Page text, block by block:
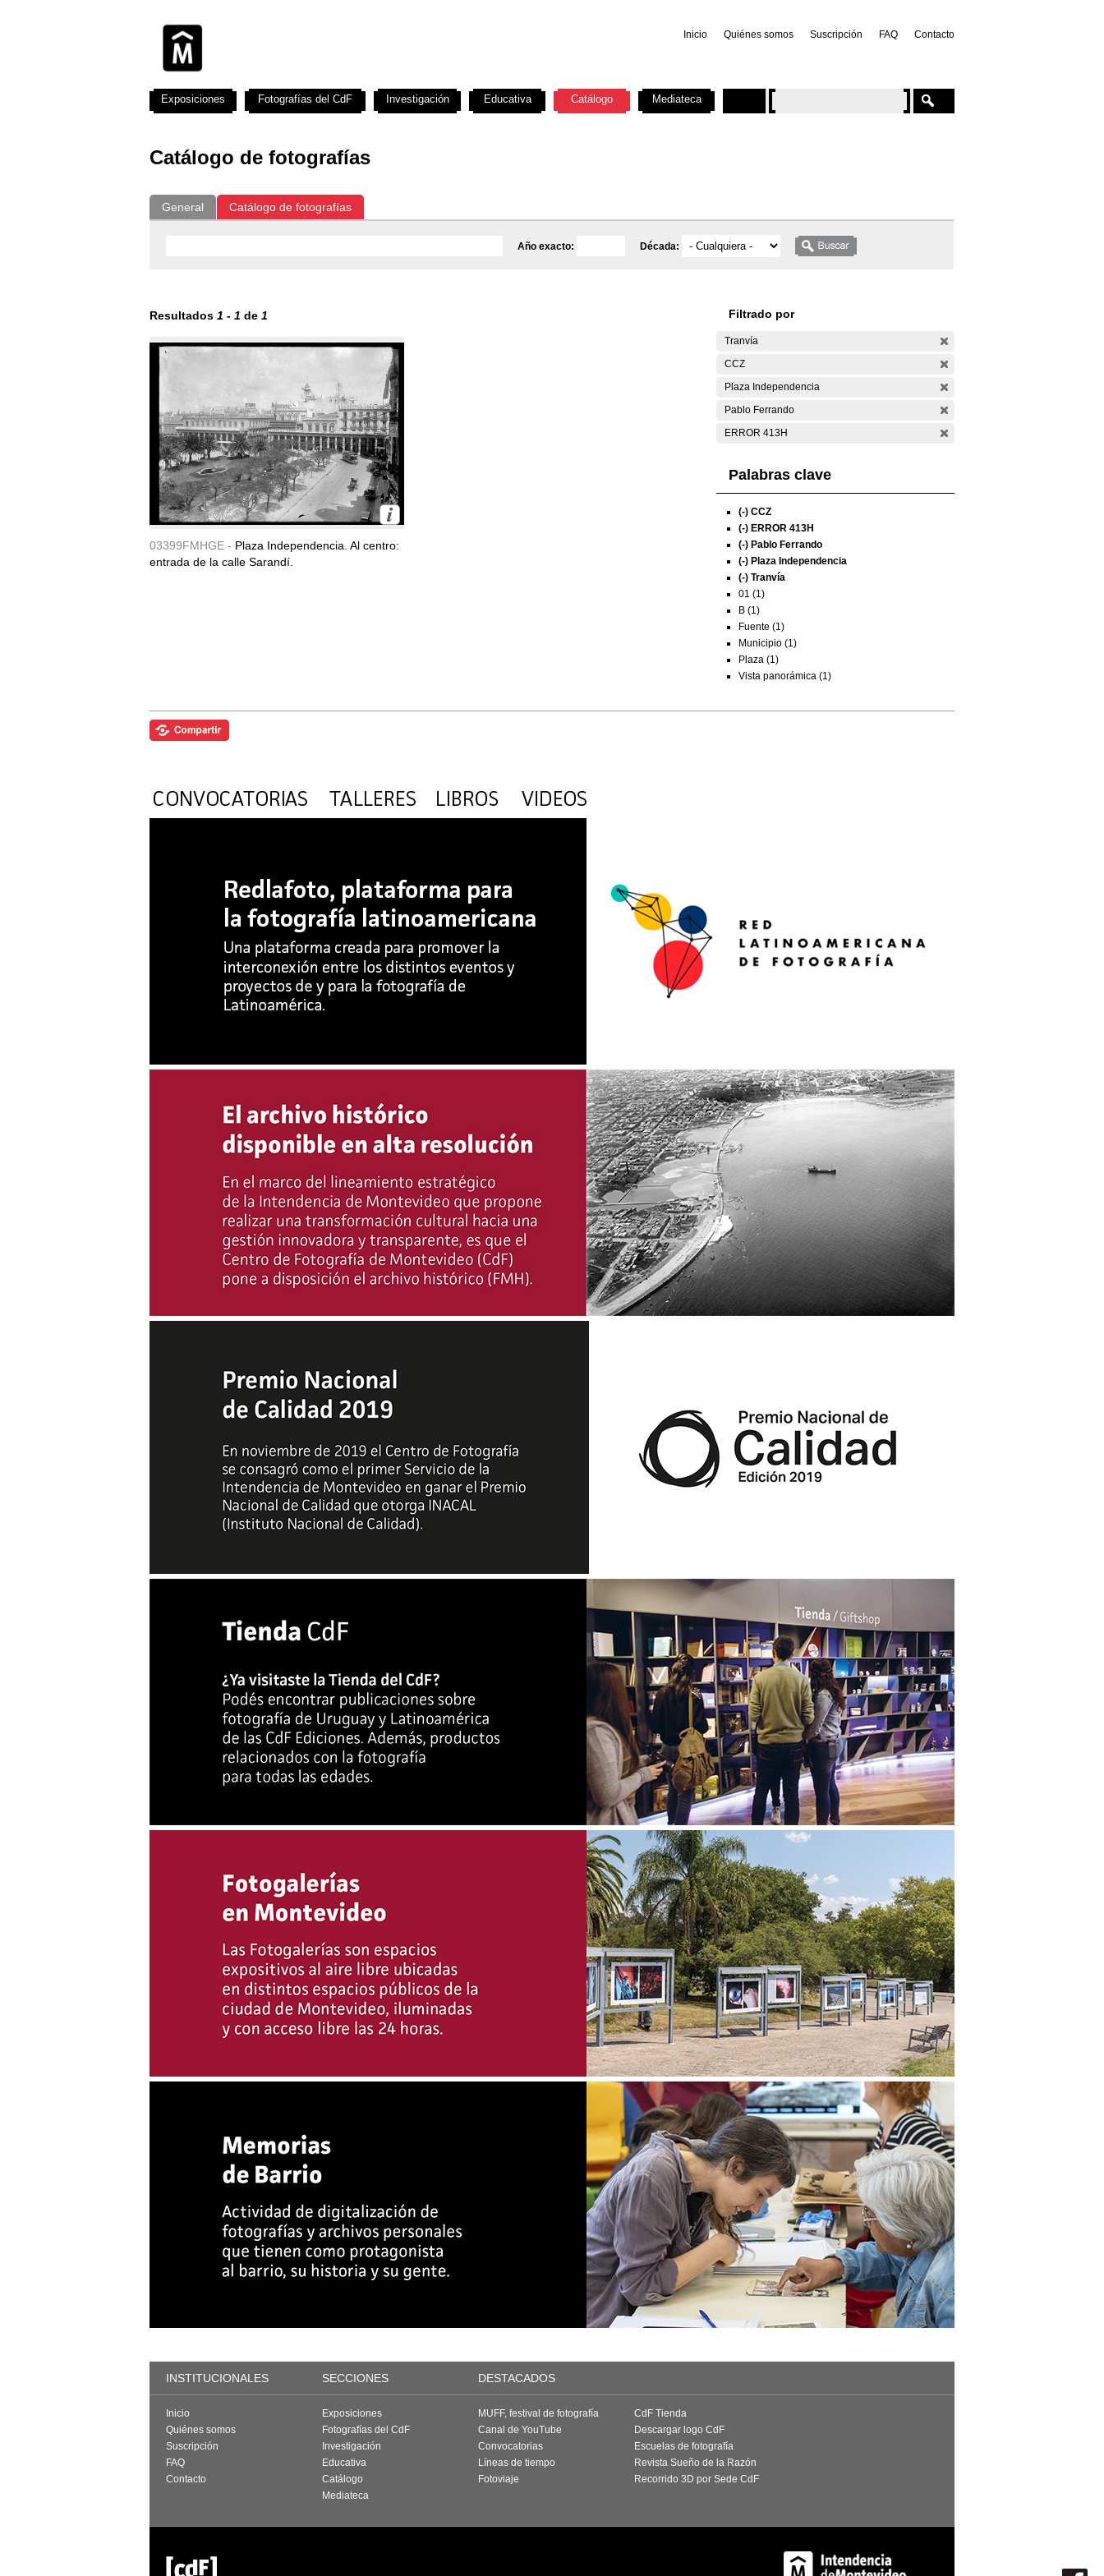
Inicio Quiénes somos Suscripción FAQ Contacto
Catálogo de fotografías
General Catálogo de fotografías
Año exacto: Década:
Resultados 1 - 1 de 1
03399FMHGE - Plaza Independencia. Al centro:
entrada de la calle Sarandí.
Filtrado por
Tranvía
CCZ
Plaza Independencia
Pablo Ferrando
ERROR 413H
Palabras clave
(-) CCZ
(-) ERROR 413H
(-) Pablo Ferrando
(-) Plaza Independencia
(-) Tranvía
01 (1)
B (1)
Fuente (1)
Municipio (1)
Plaza (1)
Vista panorámica (1)
Exposiciones Fotografías del CdF Investigación Educativa Catálogo Mediateca
INSTITUCIONALES SECCIONES DESTACADOS
Inicio
Quiénes somos
Suscripción
FAQ
Contacto
Exposiciones
Fotografías del CdF
Investigación
Educativa
Catálogo
Mediateca
MUFF, festival de fotografía
Canal de YouTube
Convocatorias
Líneas de tiempo
Fotoviaje
CdF Tienda
Descargar logo CdF
Escuelas de fotografía
Revista Sueño de la Razón
Recorrido 3D por Sede CdF